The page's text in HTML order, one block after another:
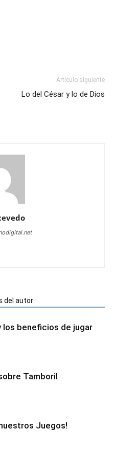
Artículo siguiente
Lo del César y lo de Dios
del autor
los beneficios de jugar
Tamboril
Juegos!